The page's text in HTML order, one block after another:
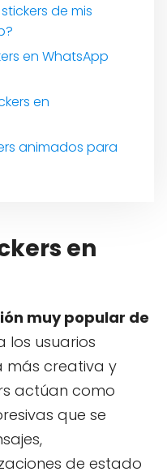
de mis
en WhatsApp
en
animados para
en
muy popular de
los usuarios
más creativa y
actúan como
que se
de estado